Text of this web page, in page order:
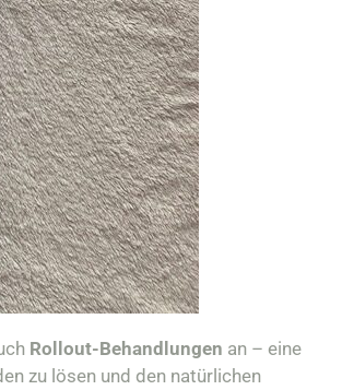
Rollout-Behandlungen an – eine
zu lösen und den natürlichen